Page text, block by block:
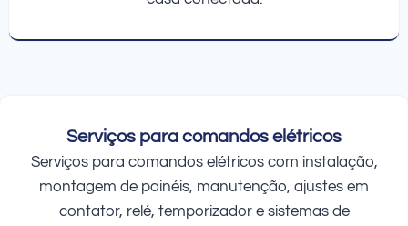
Serviços para comandos elétricos
Serviços para comandos elétricos com instalação,
montagem de painéis, manutenção, ajustes em
contator, relé, temporizador e sistemas de